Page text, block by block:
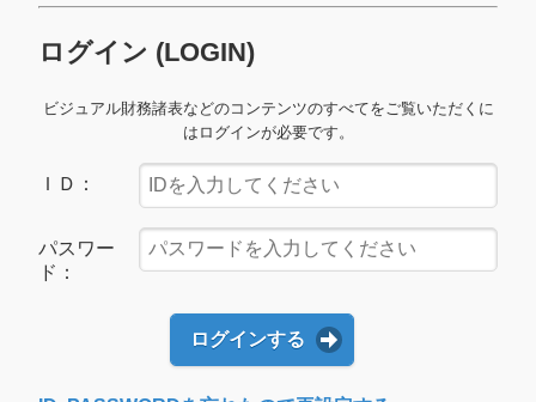
ログイン (LOGIN)
ビジュアル財務諸表などのコンテンツのすべてをご覧いただくに
はログインが必要です。
ＩＤ：
パスワー
ド：
ログインする